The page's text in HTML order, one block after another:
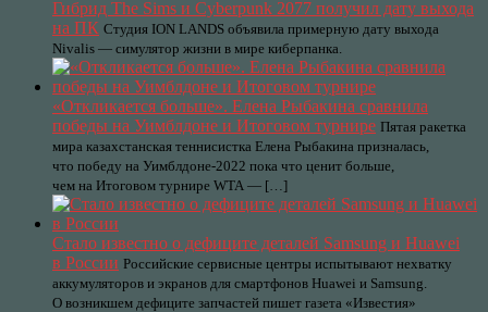
Гибрид The Sims и Cyberpunk 2077 получил дату выхода
на ПК Студия ION LANDS объявила примерную дату выхода
Nivalis — симулятор жизни в мире киберпанка.
«Откликается больше». Елена Рыбакина сравнила
победы на Уимблдоне и Итоговом турнире Пятая ракетка
мира казахстанская теннисистка Елена Рыбакина призналась,
что победу на Уимблдоне-2022 пока что ценит больше,
чем на Итоговом турнире WTA — […]
Стало известно о дефиците деталей Samsung и Huawei
в России Российские сервисные центры испытывают нехватку
аккумуляторов и экранов для смартфонов Huawei и Samsung.
О возникшем дефиците запчастей пишет газета «Известия»